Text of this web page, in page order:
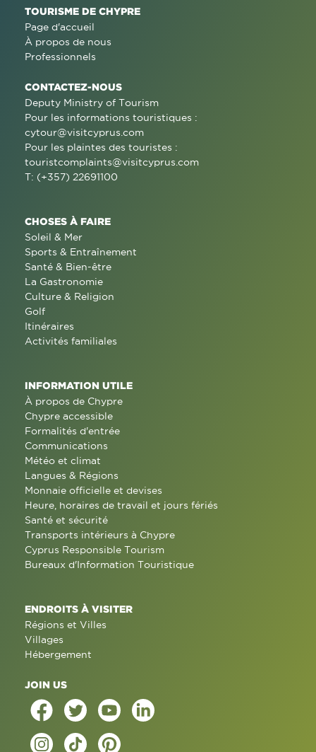
TOURISME DE CHYPRE
Page d'accueil
À propos de nous
Professionnels
CONTACTEZ-NOUS
Deputy Ministry of Tourism
Pour les informations touristiques :
cytour@visitcyprus.com
Pour les plaintes des touristes :
touristcomplaints@visitcyprus.com
T: (+357) 22691100
CHOSES À FAIRE
Soleil & Mer
Sports & Entraînement
Santé & Bien-être
La Gastronomie
Culture & Religion
Golf
Itinéraires
Activités familiales
INFORMATION UTILE
À propos de Chypre
Chypre accessible
Formalités d'entrée
Communications
Météo et climat
Langues & Régions
Monnaie officielle et devises
Heure, horaires de travail et jours fériés
Santé et sécurité
Transports intérieurs à Chypre
Cyprus Responsible Tourism
Bureaux d'Information Touristique
ENDROITS À VISITER
Régions et Villes
Villages
Hébergement
JOIN US